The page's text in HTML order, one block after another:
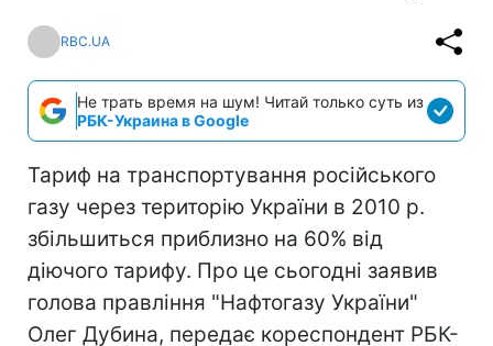
RBC.UA
Не трать время на шум! Читай только суть из
РБК-Украина в Google
Тариф на транспортування російського
газу через територію України в 2010 р.
збільшиться приблизно на 60% від
діючого тарифу. Про це сьогодні заявив
голова правління "Нафтогазу України"
Олег Дубина, передає кореспондент РБК-